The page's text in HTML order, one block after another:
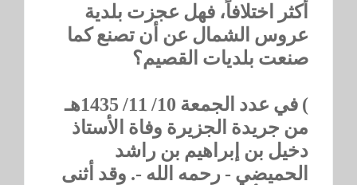
أكثر اختلافاً، فهل عجزت بلدية
عروس الشمال عن أن تصنع كما
صنعت بلديات القصيم؟
) في عدد الجمعة 10/ 11/ 1435هـ
من جريدة الجزيرة وفاة الأستاذ
دخيل بن إبراهيم بن راشد
الحميضي - رحمه الله -. وقد أثنى